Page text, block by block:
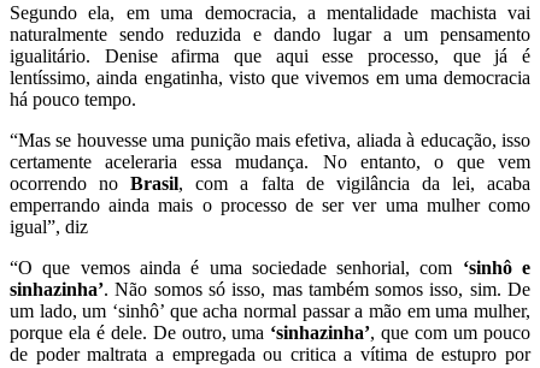
Segundo ela, em uma democracia, a mentalidade machista vai
naturalmente sendo reduzida e dando lugar a um pensamento
igualitário. Denise afirma que aqui esse processo, que já é
lentíssimo, ainda engatinha, visto que vivemos em uma democracia
há pouco tempo.
“Mas se houvesse uma punição mais efetiva, aliada à educação, isso
certamente aceleraria essa mudança. No entanto, o que vem
ocorrendo noBrasil, com a falta de vigilância da lei, acaba
emperrando ainda mais o processo de ser ver uma mulher como
igual”, diz
“O que vemos ainda é uma sociedade senhorial, com ‘sinhô e
sinhazinha’. Não somos só isso, mas também somos isso, sim. De
um lado, um ‘sinhô’ que acha normal passar a mão em uma mulher,
porque ela é dele. De outro, uma ‘sinhazinha’, que com um pouco
de poder maltrata a empregada ou critica a vítima de estupro por